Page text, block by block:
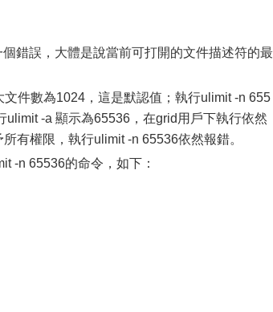
錯誤，大體是說當前可打開的文件描述符的最
件數為1024，這是默認值；執行ulimit -n 655
-a 顯示為65536，在grid用戶下執行依然
有權限，執行ulimit -n 65536依然報錯。
-n 65536的命令，如下：